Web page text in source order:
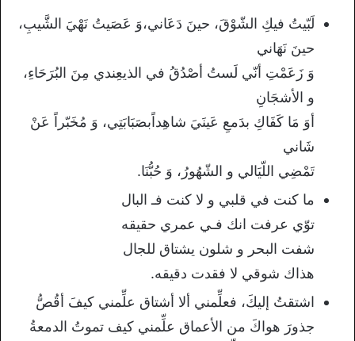
لَبّيتُ فيكِ الشّوْقَ، حينَ دَعَاني،وَ عَصَيتُ نَهْيَ الشَّيبِ،
حينَ نَهَاني
وَ زَعَمْتِ أنّي لَستُ أصْدُقُ في الذيعِندي مِنَ البُرَحَاءِ،
و الأشجَانِ
أوَ مَا كَفَاكِ بدَمعِ عَينَيَ شاهِداًبصَبَابَتِي، وَ مُخَبّراً عَنْ
شَاني
تَمْضِي اللّيَالي و الشّهُورُ، وَ حُبُّنَا.
ما كنت في قلبي و لا كنت فـ البال
توّي عرفت انك فـي عمري حقيقه
شفت البحر و شلون يشتاق للجال
هذاك شوقي لا فقدت دقيقه.
اشتقتُ إليكَ، فعلِّمني ألا أشتاق علِّمني كيفَ أقُصُّ
جذورَ هواكَ من الأعماق علِّمني كيف تموتُ الدمعةُ